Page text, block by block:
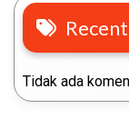
Tidak ada